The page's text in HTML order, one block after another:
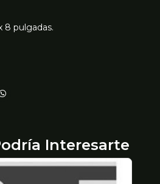
8 pulgadas.
Interesarte